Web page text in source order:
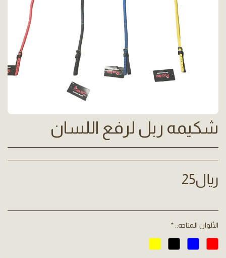
شكيمه ربل لرفع اللسان
﷼25
الألوان المتاحه::*